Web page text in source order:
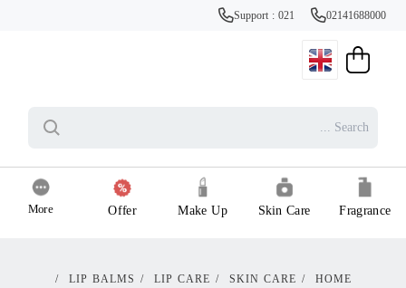
Support : 021 02141688000
Fragrance
Skin Care
Make Up
Offer
More
HOME
/
SKIN CARE
/
LIP CARE
/
LIP BALMS
/